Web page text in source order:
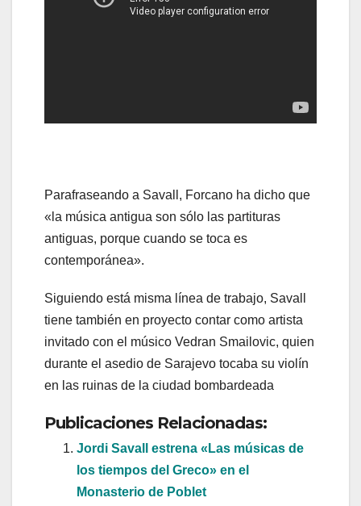
Parafraseando a Savall, Forcano ha dicho que
«la música antigua son sólo las partituras
antiguas, porque cuando se toca es
contemporánea».
Siguiendo está misma línea de trabajo, Savall
tiene también en proyecto contar como artista
invitado con el músico Vedran Smailovic, quien
durante el asedio de Sarajevo tocaba su violín
en las ruinas de la ciudad bombardeada
Publicaciones Relacionadas:
Jordi Savall estrena «Las músicas de
los tiempos del Greco» en el
Monasterio de Poblet